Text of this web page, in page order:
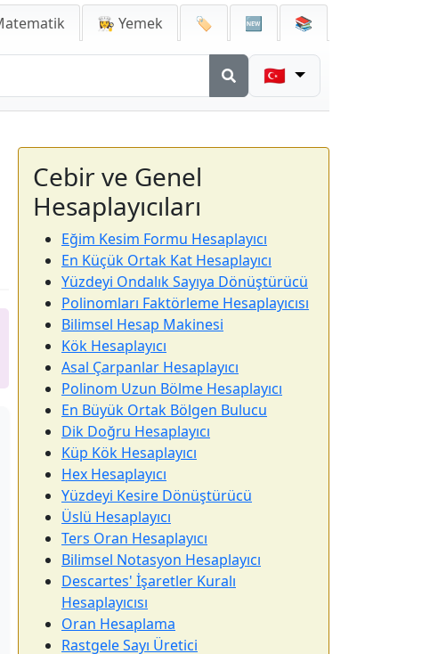
👩‍🍳 Yemek 🏷️ 🆕 📚
🇹🇷
Cebir ve Genel
Hesaplayıcıları
Eğim Kesim Formu Hesaplayıcı
En Küçük Ortak Kat Hesaplayıcı
Yüzdeyi Ondalık Sayıya Dönüştürücü
Polinomları Faktörleme Hesaplayıcısı
Bilimsel Hesap Makinesi
Kök Hesaplayıcı
Asal Çarpanlar Hesaplayıcı
Polinom Uzun Bölme Hesaplayıcı
En Büyük Ortak Bölgen Bulucu
Dik Doğru Hesaplayıcı
Küp Kök Hesaplayıcı
Hex Hesaplayıcı
Yüzdeyi Kesire Dönüştürücü
Üslü Hesaplayıcı
Ters Oran Hesaplayıcı
Bilimsel Notasyon Hesaplayıcı
Descartes' İşaretler Kuralı
Hesaplayıcısı
Oran Hesaplama
Rastgele Sayı Üretici